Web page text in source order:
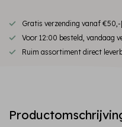
Gratis verzending vanaf
Voor 12:00 besteld, vandaag
Ruim assortiment direct